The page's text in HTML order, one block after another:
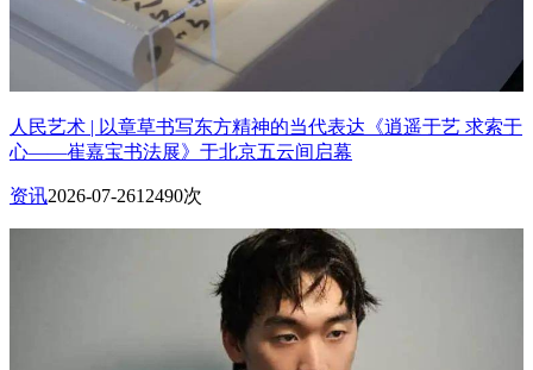
人民艺术 | 以章草书写东方精神的当代表达《逍遥于艺 求索于
心——崔嘉宝书法展》于北京五云间启幕
资讯2026-07-2612490次